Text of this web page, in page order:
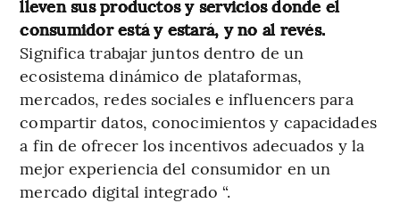
lleven sus productos y servicios donde el
consumidor está y estará, y no al revés.
Significa trabajar juntos dentro de un
ecosistema dinámico de plataformas,
mercados, redes sociales e influencers para
compartir datos, conocimientos y capacidades
a fin de ofrecer los incentivos adecuados y la
mejor experiencia del consumidor en un
mercado digital integrado “.